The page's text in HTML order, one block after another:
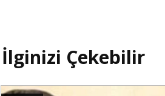
İlginizi Çekebilir